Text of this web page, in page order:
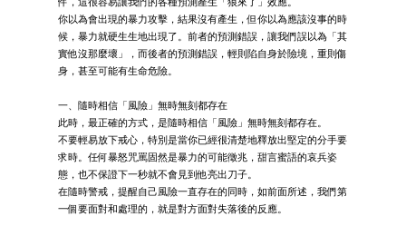
你以為會出現的暴力攻擊，結果沒有產生，但你以為應該沒事的時
候，暴力就硬生生地出現了。前者的預測錯誤，讓我們誤以為「其
實他沒那麼壞」，而後者的預測錯誤，輕則陷自身於險境，重則傷
身，甚至可能有生命危險。
一、隨時相信「風險」無時無刻都存在
此時，最正確的方式，是隨時相信「風險」無時無刻都存在。
不要輕易放下戒心，特別是當你已經很清楚地釋放出堅定的分手要
求時。任何暴怒咒罵固然是暴力的可能徵兆，甜言蜜語的哀兵姿
態，也不保證下一秒就不會見到他亮出刀子。
在隨時警戒，提醒自己風險一直存在的同時，如前面所述，我們第
一個要面對和處理的，就是對方面對失落後的反應。